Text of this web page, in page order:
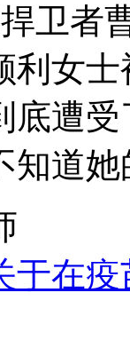
卫者
利女
底遭
知道
于在